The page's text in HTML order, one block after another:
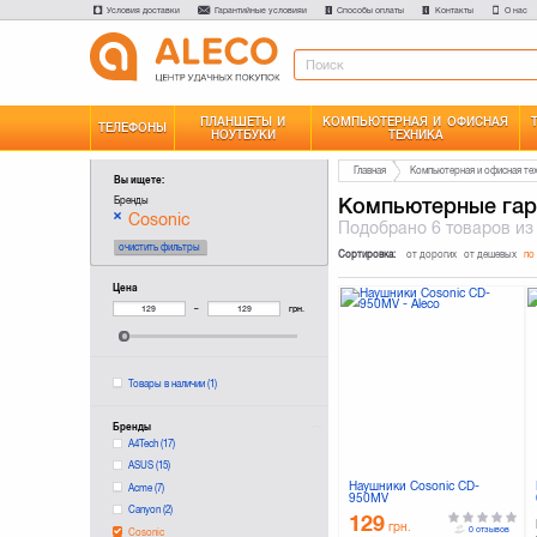
Условия доставки Гарантийные условияи Способы оплаты Контакты О нас
ТЕЛЕФОНЫ
ПЛАНШЕТЫ И
НОУТБУКИ
КОМПЬЮТЕРНАЯ И ОФИСНАЯ
ТЕХНИКА
Вы ищете:
Бренды
Cosonic
очистить фильтры
Цена
– грн.
Товары в наличии(1)
Бренды
A4Tech(17)
ASUS(15)
Acme(7)
Canyon(2)
Cosonic
Главная Компьютерная и офисная
Компьютерные
Подобрано6 товаров
Сортировка: от дорогих от дешевых по
Наушники Cosonic CD-
950MV
129 грн. 0 отзывов